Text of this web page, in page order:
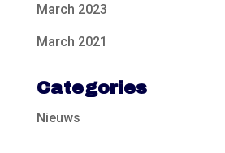
March 2023
March 2021
Categories
Nieuws